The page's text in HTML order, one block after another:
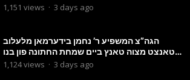
1,151 views · 3 days ago
הגה”צ המשפיע ר’ נחמן בידערמאן מלעלוב
טאנצט מצוה טאנץ ביים שמחת החתונה פון בנו
החתן
1,124views · 3 days ago